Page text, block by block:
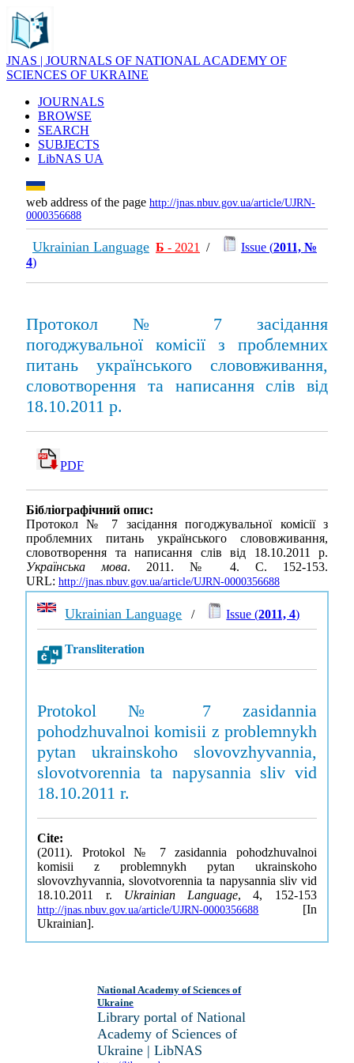
JNAS | JOURNALS OF NATIONAL ACADEMY OF
SCIENCES OF UKRAINE
JOURNALS
BROWSE
SEARCH
SUBJECTS
LibNAS UA
web address of the page http://jnas.nbuv.gov.ua/article/UJRN-
0000356688
Ukrainian Language Б - 2021 / Issue (2011, №
4)
Протокол № 7 засідання
погоджувальної комісії з проблемних
питань українського слововживання,
словотворення та написання слів вiд
18.10.2011 р.
PDF
Бібліографічний опис:
Протокол № 7 засідання погоджувальної комісії з
проблемних питань українського слововживання,
словотворення та написання слів вiд 18.10.2011 р.
Українська мова. 2011. № 4. С. 152-153.
URL: http://jnas.nbuv.gov.ua/article/UJRN-0000356688
Ukrainian Language / Issue (2011, 4)
Transliteration
Protokol № 7 zasidannia
pohodzhuvalnoi komisii z problemnykh
pytan ukrainskoho slovovzhyvannia,
slovotvorennia ta napysannia sliv vid
18.10.2011 r.
Cite:
(2011). Protokol № 7 zasidannia pohodzhuvalnoi
komisii z problemnykh pytan ukrainskoho
slovovzhyvannia, slovotvorennia ta napysannia sliv vid
18.10.2011 r. Ukrainian Language, 4, 152-153
http://jnas.nbuv.gov.ua/article/UJRN-0000356688 [In
Ukrainian].
National Academy of Sciences of
Ukraine
Library portal of National
Academy of Sciences of
Ukraine | LibNAS